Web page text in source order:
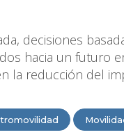
decisiones
hacia un futuro
la reducción del